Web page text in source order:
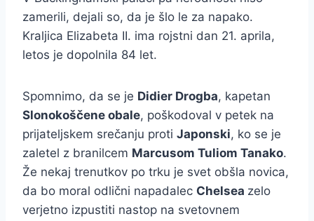
zamerili, dejali so, da je šlo le za napako.
Kraljica Elizabeta II. ima rojstni dan 21. aprila,
letos je dopolnila 84 let.
Spomnimo, da se je Didier Drogba, kapetan
Slonokoščene obale, poškodoval v petek na
prijateljskem srečanju proti Japonski, ko se je
zaletel z branilcem Marcusom Tuliom Tanako.
Že nekaj trenutkov po trku je svet obšla novica,
da bo moral odlični napadalec Chelsea zelo
verjetno izpustiti nastop na svetovnem